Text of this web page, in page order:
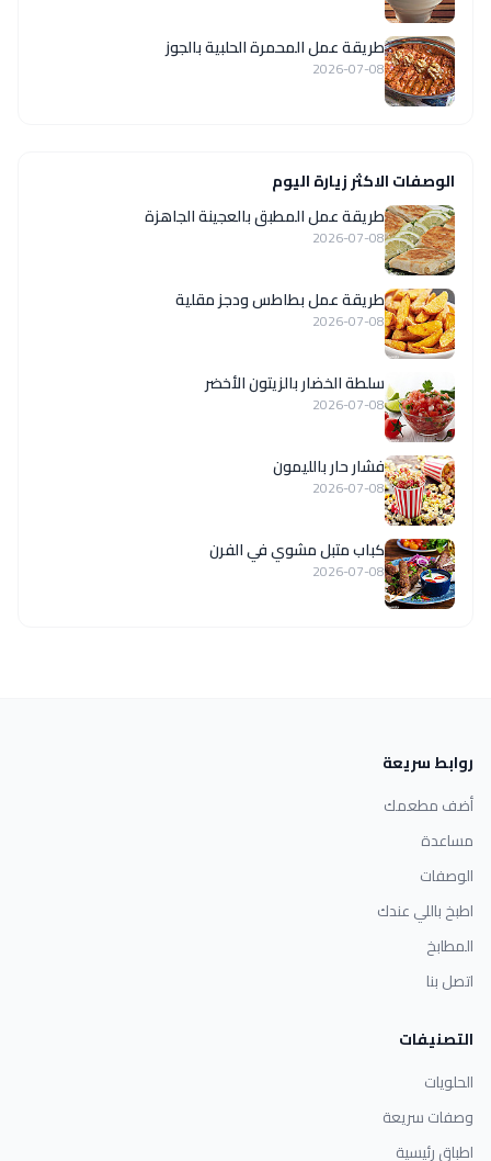
طريقة عمل المحمرة الحلبية بالجوز
2026-07-08
الوصفات الاكثر زيارة اليوم
طريقة عمل المطبق بالعجينة الجاهزة
2026-07-08
طريقة عمل بطاطس ودجز مقلية
2026-07-08
سلطة الخضار بالزيتون الأخضر
2026-07-08
فشار حار بالليمون
2026-07-08
كباب متبل مشوي في الفرن
2026-07-08
روابط سريعة
أضف مطعمك
مساعدة
الوصفات
اطبخ باللي عندك
المطابخ
اتصل بنا
التصنيفات
الحلويات
وصفات سريعة
اطباق رئيسية